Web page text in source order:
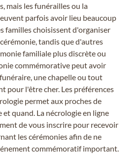
mais les funérailles ou la
parfois avoir lieu beaucoup
familles choisissent d'organiser
tandis que d'autres
familiale plus discrète ou
commémorative peut avoir
une chapelle ou tout
pour l'être cher. Les préférences
permet aux proches de
et quand. La nécrologie en ligne
de vous inscrire pour recevoir
les cérémonies afin de ne
commémoratif important.